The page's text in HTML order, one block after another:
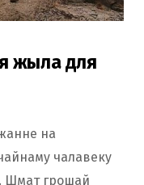
жыла для
на
чалавеку
Шмат грошай